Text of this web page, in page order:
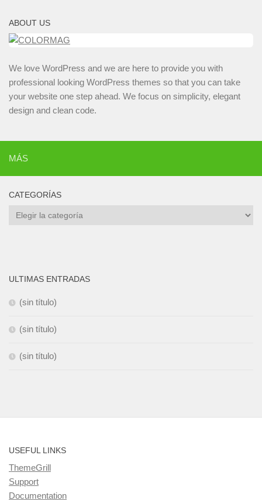
ABOUT US
We love WordPress and we are here to provide you with
professional looking WordPress themes so that you can take
your website one step ahead. We focus on simplicity, elegant
design and clean code.
MÁS
CATEGORÍAS
Categorías
ULTIMAS ENTRADAS
(sin título)
(sin título)
(sin título)
USEFUL LINKS
ThemeGrill
Support
Documentation